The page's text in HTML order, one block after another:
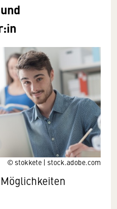
© stokkete | stock.adobe.com